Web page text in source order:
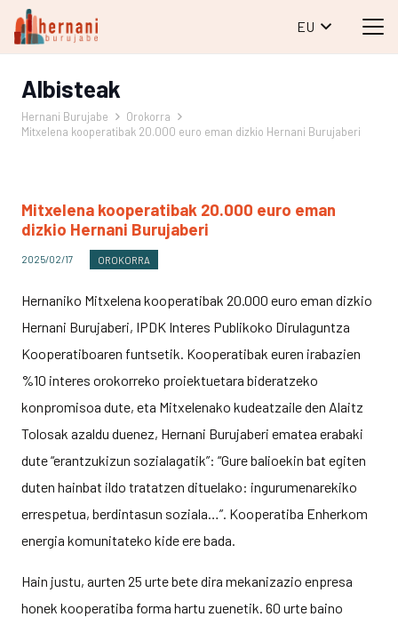
EU
Albisteak
Hernani Burujabe
Orokorra
Mitxelena kooperatibak 20.000 euro eman dizkio Hernani Burujaberi
Mitxelena kooperatibak 20.000 euro eman
dizkio Hernani Burujaberi
2025/02/17 OROKORRA
Hernaniko Mitxelena kooperatibak 20.000 euro eman dizkio
Hernani Burujaberi, IPDK Interes Publikoko Dirulaguntza
Kooperatiboaren funtsetik. Kooperatibak euren irabazien
%10 interes orokorreko proiektuetara bideratzeko
konpromisoa dute, eta Mitxelenako kudeatzaile den Alaitz
Tolosak azaldu duenez, Hernani Burujaberi ematea erabaki
dute “erantzukizun sozialagatik”: “Gure balioekin bat egiten
duten hainbat ildo tratatzen dituelako: ingurumenarekiko
errespetua, berdintasun soziala…”. Kooperatiba Enherkom
energia komunitateko kide ere bada.
Hain justu, aurten 25 urte bete dira mekanizazio enpresa
honek kooperatiba forma hartu zuenetik. 60 urte baino